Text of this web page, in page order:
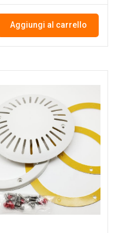
Aggiungi al carrello